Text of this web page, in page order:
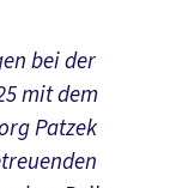
bei der
mit dem
Patzek